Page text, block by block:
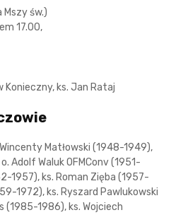
św.)
17.00,
Konieczny, ks. Jan Rataj
Matłowski (1948-1949),
Adolf Waluk OFMConv (1951-
1957), ks. Roman Zięba (1957-
1972), ks. Ryszard Pawlukowski
1986), ks. Wojciech